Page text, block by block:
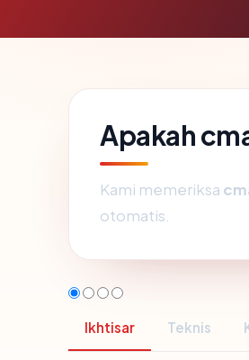
Apakah
Kami memeriksa
otomatis.
Ikhtisar Teknis